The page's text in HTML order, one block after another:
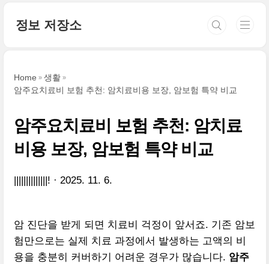
정보 저장소
Home
생활
암주요치료비 보험 추천: 암치료비용 보장, 암보험 특약 비교
암주요치료비 보험 추천: 암치료
비용 보장, 암보험 특약 비교
||||||||||||||! 2025. 11. 6.
암 진단을 받게 되면 치료비 걱정이 앞서죠. 기존 암보
험만으로는 실제 치료 과정에서 발생하는 고액의 비
용을 충분히 커버하기 어려운 경우가 많습니다. 암주